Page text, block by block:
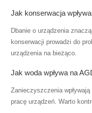
Jak konserwacja
Dbanie o urządzenia
konserwacji prowadzi do
urządzenia na bieżąco.
Jak woda wpływa na
Zanieczyszczenia
pracę urządzeń. Warto